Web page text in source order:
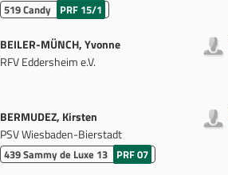
519Candy PRF 15/1
BEILER-MÜNCH, Yvonne
RFV Eddersheim e.V.
BERMUDEZ, Kirsten
PSV Wiesbaden-Bierstadt
439Sammy de Luxe 13 PRF 07